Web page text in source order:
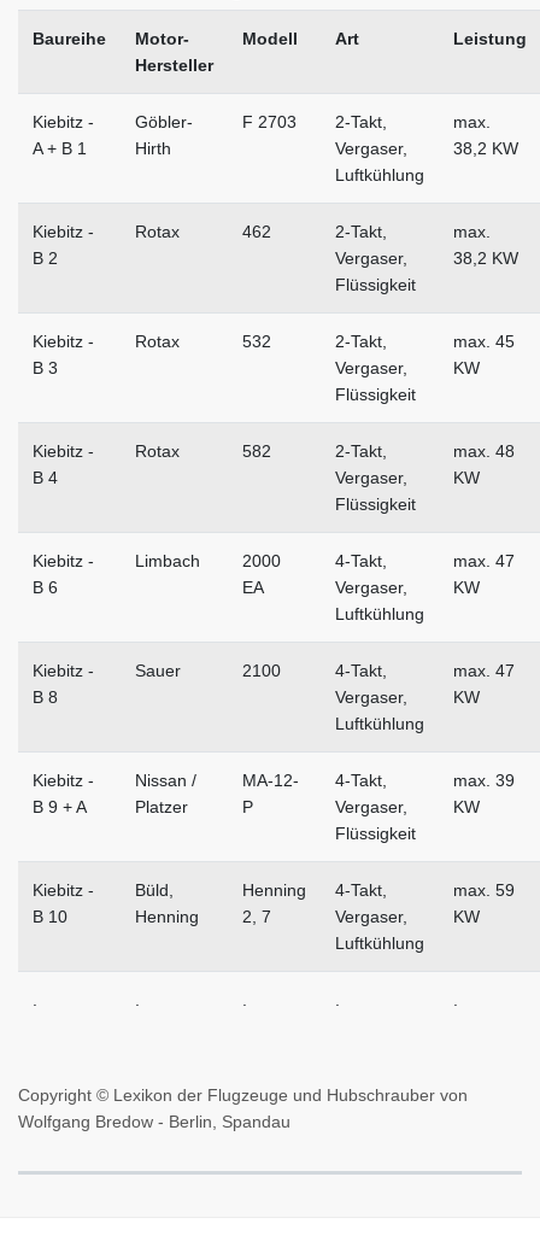
Baureihe
Motor-
Hersteller
Modell Art Leistung
Kiebitz -
A + B 1
Göbler-
Hirth
F 2703
2-Takt,
Vergaser,
Luftkühlung
max.
38,2 KW
Kiebitz -
B 2
Rotax 462
2-Takt,
Vergaser,
Flüssigkeit
max.
38,2 KW
Kiebitz -
B 3
Rotax 532
2-Takt,
Vergaser,
Flüssigkeit
max. 45
KW
Kiebitz -
B 4
Rotax 582
2-Takt,
Vergaser,
Flüssigkeit
max. 48
KW
Kiebitz -
B 6
Limbach
2000
EA
4-Takt,
Vergaser,
Luftkühlung
max. 47
KW
Kiebitz -
B 8
Sauer 2100
4-Takt,
Vergaser,
Luftkühlung
max. 47
KW
Kiebitz -
B 9 + A
Nissan /
Platzer
MA-12-
P
4-Takt,
Vergaser,
Flüssigkeit
max. 39
KW
Kiebitz -
B 10
Büld,
Henning
Henning
2, 7
4-Takt,
Vergaser,
Luftkühlung
max. 59
KW
Copyright © Lexikon der Flugzeuge und Hubschrauber von
Wolfgang Bredow - Berlin, Spandau